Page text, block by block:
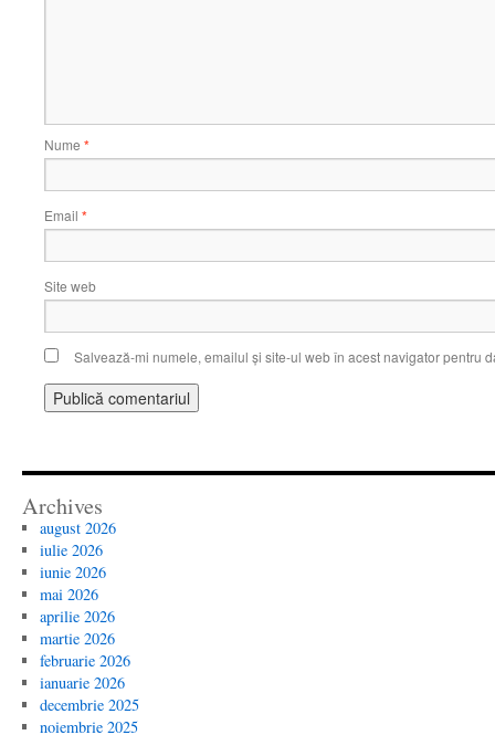
Nume *
Email *
Site web
Salvează-mi numele, emailul și site-ul web în acest navigator pentru
Archives
august 2026
iulie 2026
iunie 2026
mai 2026
aprilie 2026
martie 2026
februarie 2026
ianuarie 2026
decembrie 2025
noiembrie 2025